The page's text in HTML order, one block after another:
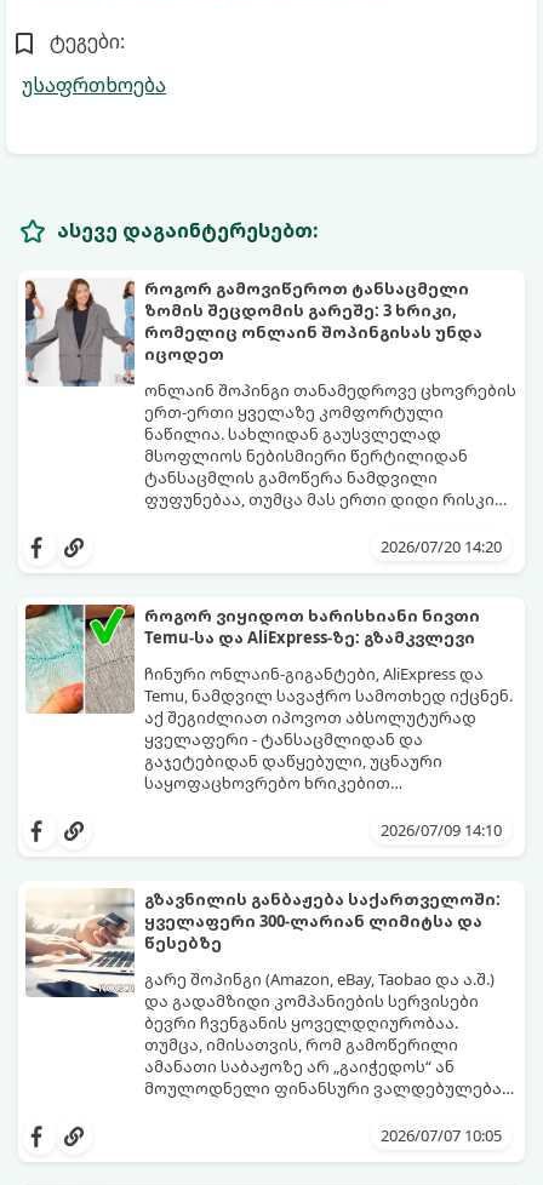
ტეგები:
უსაფრთხოება
ასევე დაგაინტერესებთ:
როგორ გამოვიწეროთ ტანსაცმელი
ზომის შეცდომის გარეშე: 3 ხრიკი,
რომელიც ონლაინ შოპინგისას უნდა
იცოდეთ
ონლაინ შოპინგი თანამედროვე ცხოვრების
ერთ-ერთი ყველაზე კომფორტული
ნაწილია. სახლიდან გაუსვლელად
მსოფლიოს ნებისმიერი წერტილიდან
ტანსაცმლის გამოწერა ნამდვილი
ფუფუნებაა, თუმცა მას ერთი დიდი რისკი
ალბათ ყველას გამოგიცდიათ ისეთი
და აღმოაჩენთ, რომ კაბა ზედმეტად
ვიწროა, ხოლო ქურთუკი გიგანტური.
ან „M“ ზომას ატარებს, უცხოურ საიტებზეც
ბრენდსა და ქვეყანას სრულიად
განსხვავებული სტანდარტები აქვს.
იმისათვის, რომ თავიდან აიცილოთ
ნივთების უკან დაბრუნების დამქანცველი
პროცედურა ან ტანსაცმლის კარადაში
გამოკეტვა, გამოიყენეთ ეს 3
პროფესიონალური ხრიკი, რომლებიც
ყოველთვის იდეალურ შედეგს მოგცემთ:
2026/07/20 14:20
როგორ ვიყიდოთ ხარისხიანი ნივთი
Temu-სა და AliExpress-ზე: გზამკვლევი
ჩინური ონლაინ-გიგანტები, AliExpress და
Temu, ნამდვილ სავაჭრო სამოთხედ იქცნენ.
აქ შეგიძლიათ იპოვოთ აბსოლუტურად
ყველაფერი - ტანსაცმლიდან და
გაჯეტებიდან დაწყებული, უცნაური
საყოფაცხოვრებო ხრიკებით
ფასებში. თუმცა, დაბალ ფასს თავისი
ჩამოვიდა“.
იმედგაცრუებად არ იქცეს, აუცილებელია
პრაქტიკულ გზამკვლევს, თუ როგორ
გაშიფროთ რეიტინგები, რევიუები და
შეარჩიოთ მართლაც ხარისხიანი
პროდუქტი.
2026/07/09 14:10
გზავნილის განბაჟება საქართველოში:
ყველაფერი 300-ლარიან ლიმიტსა და
წესებზე
გარე შოპინგი (Amazon, eBay, Taobao და ა.შ.)
და გადამზიდი კომპანიების სერვისები
ბევრი ჩვენგანის ყოველდღიურობაა.
თუმცა, იმისათვის, რომ გამოწერილი
ამანათი საბაჟოზე არ „გაიჭედოს“ ან
მოულოდნელი ფინანსური ვალდებულება
ვიცოდეთ საქართველოში მოქმედი საბაჟო
შეცდომები კი ძვირად ჯდება. გთავაზობთ
2026/07/07 10:05